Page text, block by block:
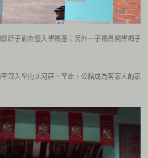
廷子劉金璧入墾福基；另外一子福昌開墾楓子
眾入墾南北河莊。至此，公館成為客家人的家